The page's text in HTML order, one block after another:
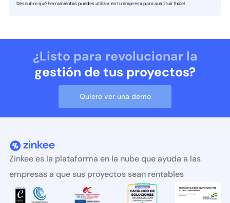
Descubre qué herramientas puedes utilizar en tu empresa para sustituir Excel
¿Listo para revolucionar la
gestión de tus proyectos?
Quiero ver una demo
Zinkee es la plataforma en la nube que ayuda a las
empresas a que sus proyectos sean rentables